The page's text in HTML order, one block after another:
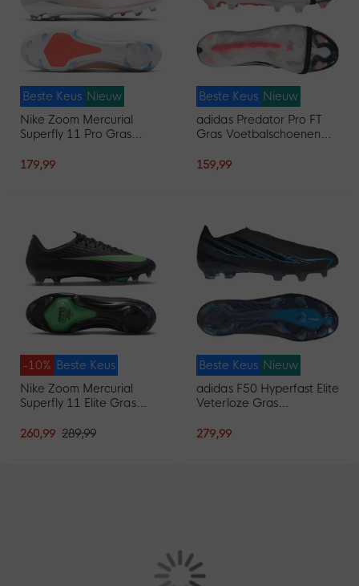
Beste Keus Nieuw
Nike Zoom Mercurial
Superfly 11 Pro Gras
Wit Felrood Goud
179,99
Beste Keus Nieuw
adidas Predator Pro FT
Gras Voetbalschoenen
159,99
Beste Keus
-10%
Nike Zoom Mercurial
Superfly 11 Elite Gras
Zwart Felgroen Zilvergrijs
260,99 289,99
Beste Keus Nieuw
adidas F50 Hyperfast Elite
Veterloze Gras
Zwart Zwart Blauw
279,99